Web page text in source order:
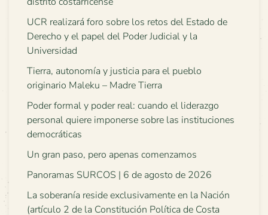
UCR realizará foro sobre los retos del Estado de
Derecho y el papel del Poder Judicial y la
Universidad
Tierra, autonomía y justicia para el pueblo
originario Maleku – Madre Tierra
Poder formal y poder real: cuando el liderazgo
personal quiere imponerse sobre las instituciones
democráticas
Un gran paso, pero apenas comenzamos
Panoramas SURCOS | 6 de agosto de 2026
La soberanía reside exclusivamente en la Nación
(artículo 2 de la Constitución Política de Costa